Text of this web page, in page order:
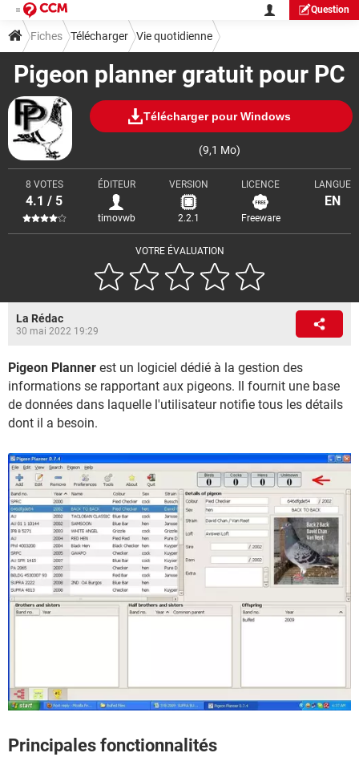
Question
Pigeon planner gratuit pour PC
Télécharger pour Windows
(9,1 Mo)
VOTRE ÉVALUATION
8 VOTES
4.1 / 5
ÉDITEUR
timovwb
VERSION
2.2.1
LICENCE
Freeware
LANGUE
EN
Fiches Télécharger Vie quotidienne
La Rédac
30 mai 2022 19:29
Pigeon Planner est un logiciel dédié à la gestion des
informations se rapportant aux pigeons. Il fournit une base
de données dans laquelle l'utilisateur notifie tous les détails
dont il a besoin.
Principales fonctionnalités